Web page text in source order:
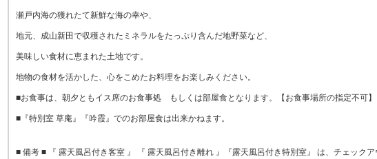
瀬戸内海の獲れたて新鮮な海の幸や、
地元、成山新田で収穫されたミネラルをたっぷり含んだ地野菜など、
美味しい食材に恵まれた土地です。
地物の食材を活かした、心をこめたお料理をお楽しみください。
■お食事は、朝夕ともイス席のお食事処 もしくは部屋食となります。【お食事場所の指定不可】
■『特別室 草庵』『吟霞』でのお部屋食は出来かねます。
■ 備考 ■ 『 露天風呂付き客室 』 『 露天風呂付き離れ 』『露天風呂付き特別室』 は、チェック